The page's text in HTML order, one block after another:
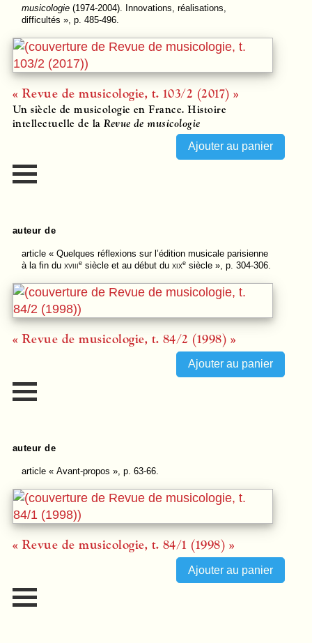
musicologie(1974-2004). Innovations, réalisations,
difficultés », p. 485-496.
« Revue de musicologie, t. 103/2 (2017) »
Un siècle de musicologie en France. Histoire
intellectuelle de laRevue de musicologie
auteur de
article« Quelques réflexions sur l’édition musicale parisienne
à la fin du xviiiesiècle et au début du xixesiècle », p. 304-306.
« Revue de musicologie, t. 84/2 (1998) »
auteur de
article« Avant-propos », p. 63-66.
« Revue de musicologie, t. 84/1 (1998) »